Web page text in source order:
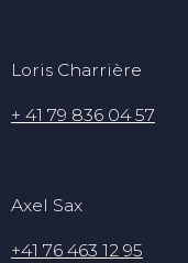
Loris Charrière
+ 41 79 836 04 57
Axel Sax
+41 76 463 12 95